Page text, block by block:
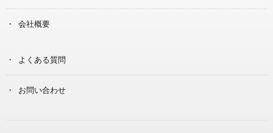
会社概要
よくある質問
お問い合わせ